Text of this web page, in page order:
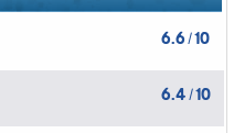
6.6 /10
6.4 /10